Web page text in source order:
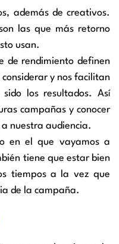
además de creativos.
las que más retorno
usan.
de rendimiento definen
y nos facilitan
los resultados. Así
campañas y conocer
nuestra audiencia.
en el que vayamos a
tiene que estar bien
tiempos a la vez que
de la campaña.